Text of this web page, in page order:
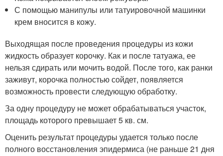
С помощью манипулы или татуировочной машинки
крем вносится в кожу.
Выходящая после проведения процедуры из кожи
жидкость образует корочку. Как и после татуажа, ее
нельзя сдирать или мочить водой. После того, как ранки
заживут, корочка полностью сойдет, появляется
возможность провести следующую обработку.
За одну процедуру не может обрабатываться участок,
площадь которого превышает 5 кв. см.
Оценить результат процедуры удается только после
полного восстановления эпидермиса (не раньше 21 дня